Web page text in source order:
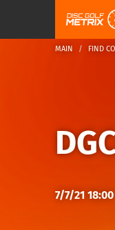
MAIN FIND
7/7/21 18:00